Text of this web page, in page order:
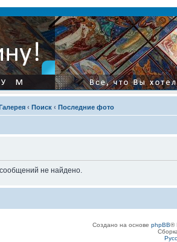
‹ Поиск ‹ Последние фото
не найдено.
Создано на основе phpBB®